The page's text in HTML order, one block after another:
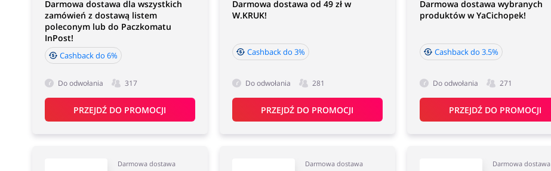
Darmowa dostawa dla wszystkich
zamówień z dostawą listem
poleconym lub do Paczkomatu
InPost!
Cashback do 6%
Do odwołania 317
PRZEJDŹ DO PROMOCJI
Darmowa dostawa od 49 zł w
W.KRUK!
Cashback do 3%
Do odwołania 281
PRZEJDŹ DO PROMOCJI
Darmowa dostawa wybranych
produktów w YaCichopek!
Cashback do 3.5%
Do odwołania 271
PRZEJDŹ DO PROMOCJI
Darmowa dostawa Darmowa dostawa Darmowa dostawa